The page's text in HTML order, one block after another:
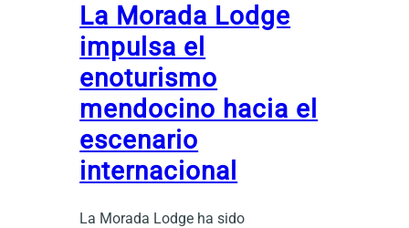
La Morada Lodge
impulsa el
enoturismo
mendocino hacia el
escenario
internacional
La Morada Lodge ha sido